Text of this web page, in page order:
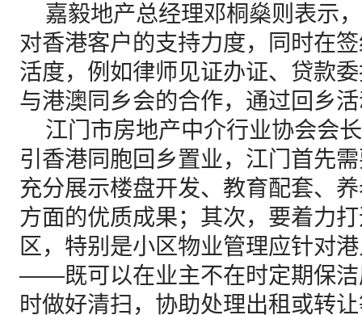
嘉毅地产总经理邓桐燊则表示
对香港客户的支持力度，同时在
活度，例如律师见证办证、贷款
与港澳同乡会的合作，通过回乡
江门市房地产中介行业协会会
引香港同胞回乡置业，江门首先
充分展示楼盘开发、教育配套、
方面的优质成果；其次，要着力
区，特别是小区物业管理应针对
——既可以在业主不在时定期保洁
时做好清扫，协助处理出租或转